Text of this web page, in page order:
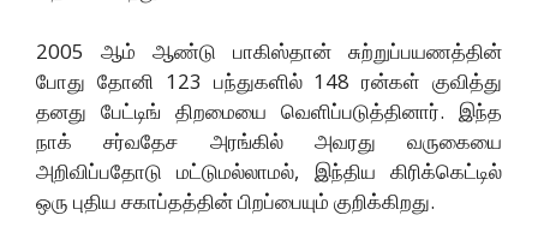
2005 ஆம் ஆண்டு பாகிஸ்தான் சுற்றுப்பயணத்தின்
போது தோனி 123 பந்துகளில் 148 ரன்கள் குவித்து
தனது பேட்டிங் திறமையை வெளிப்படுத்தினார். இந்த
நாக் சர்வதேச அரங்கில் அவரது வருகையை
அறிவிப்பதோடு மட்டுமல்லாமல், இந்திய கிரிக்கெட்டில்
ஒரு புதிய சகாப்தத்தின் பிறப்பையும் குறிக்கிறது.